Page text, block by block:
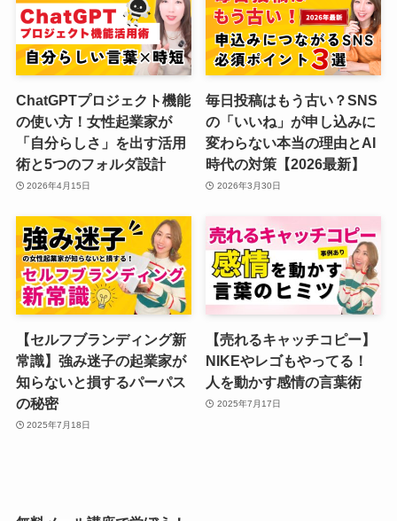
ChatGPTプロジェクト機能
の使い方！女性起業家が
「自分らしさ」を出す活用
術と5つのフォルダ設計
2026年4月15日
毎日投稿はもう古い？SNS
の「いいね」が申し込みに
変わらない本当の理由とAI
時代の対策【2026最新】
2026年3月30日
【セルフブランディング新
常識】強み迷子の起業家が
知らないと損するパーパス
の秘密
2025年7月18日
【売れるキャッチコピー】
NIKEやレゴもやってる！
人を動かす感情の言葉術
2025年7月17日